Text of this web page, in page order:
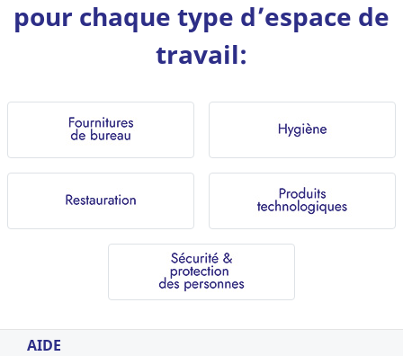
pour chaque type d’espace de
travail:
AIDE